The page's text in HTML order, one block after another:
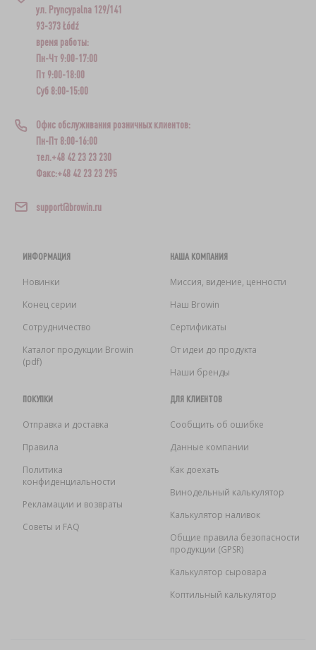
ул. Pryncypalna 129/141
93-373 Łódź
время работы:
Пн-Чт 9:00-17:00
Пт 9:00-18:00
Суб 8:00-15:00
Офис обслуживания розничных клиентов:
Пн-Пт 8:00-16:00
тел.+48 42 23 23 230
Факс:+48 42 23 23 295
support@browin.ru
ИНФОРМАЦИЯ
Новинки
Конец серии
Сотрудничество
Каталог продукции Browin
(pdf)
НАША КОМПАНИЯ
Миссия, видение, ценности
Наш Browin
Сертификаты
От идеи до продукта
Наши бренды
ПОКУПКИ
Отправка и доставка
Правила
Политика
конфиденциальности
Рекламации и возвраты
Советы и FAQ
ДЛЯ КЛИЕНТОВ
Сообщить об ошибке
Данные компании
Как доехать
Винодельный калькулятор
Калькулятор наливок
Общие правила безопасности
продукции (GPSR)
Калькулятор сыровара
Коптильный калькулятор